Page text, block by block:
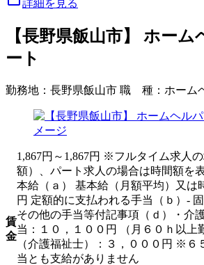
詳細を見る
【長野県飯山市】 ホーム
ート
勤務地： 長野県飯山市 職 種： ホーム
賃
金
1,867円～1,867円 ※フルタイム求人
額）、パート求人の場合は時間額を
本給（ａ） 基本給（月額平均）又は
円 定額的に支払われる手当（ｂ）-
その他の手当等付記事項（ｄ）・介
当：１０，１００円 （月６０ｈ以上
（介護福祉士）：３，０００円 ※６
当とも支給がありません